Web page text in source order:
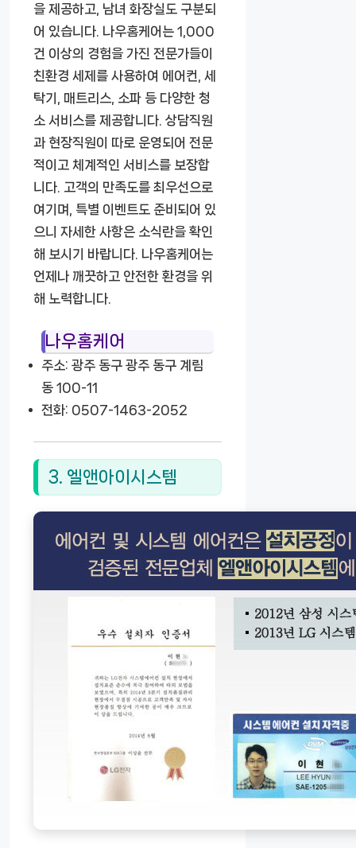
을 제공하고, 남녀 화장실도 구분되
어 있습니다. 나우홈케어는 1,000
건 이상의 경험을 가진 전문가들이
친환경 세제를 사용하여 에어컨, 세
탁기, 매트리스, 소파 등 다양한 청
소 서비스를 제공합니다. 상담직원
과 현장직원이 따로 운영되어 전문
적이고 체계적인 서비스를 보장합
니다. 고객의 만족도를 최우선으로
여기며, 특별 이벤트도 준비되어 있
으니 자세한 사항은 소식란을 확인
해 보시기 바랍니다. 나우홈케어는
언제나 깨끗하고 안전한 환경을 위
해 노력합니다.
나우홈케어
주소: 광주 동구 광주 동구 계림
동 100-11
전화: 0507-1463-2052
3. 엘앤아이시스템